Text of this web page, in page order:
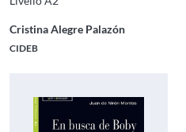
Cristina Alegre Palazón
CIDEB